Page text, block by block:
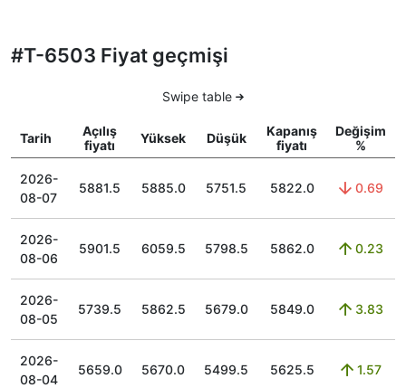
#T-6503 Fiyat geçmişi
Swipe table
Tarih
Açılış
fiyatı
Yüksek Düşük
Kapanış
fiyatı
Değişim
%
2026-
08-07
5881.5 5885.0 5751.5 5822.0 0.69
2026-
08-06
5901.5 6059.5 5798.5 5862.0 0.23
2026-
08-05
5739.5 5862.5 5679.0 5849.0 3.83
2026-
08-04
5659.0 5670.0 5499.5 5625.5 1.57